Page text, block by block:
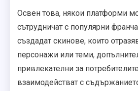
Освен това, някои платформи
сътрудничат с популярни
създадат скинове, които
персонажи или теми,
привлекателни за
взаимодействат с